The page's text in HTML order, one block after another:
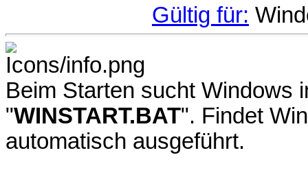
Gültig für:
Beim Starten sucht Windows
"WINSTART.BAT". Findet
automatisch ausgeführt.